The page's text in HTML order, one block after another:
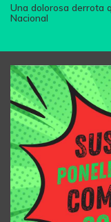
Una dolorosa derrota
Nacional